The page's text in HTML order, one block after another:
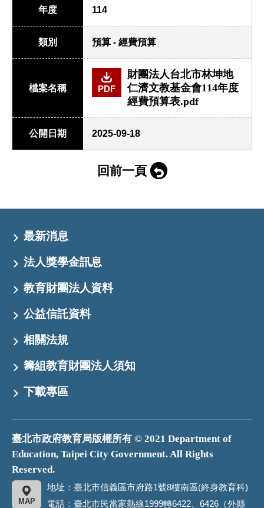
年度 114
類別 預算 - 經費預算
檔案名稱 PDF
財團法人台北市林坤地
仁濟文教基金會114年度
經費預算表.pdf
公開日期 2025-09-18
回前一頁
最新消息
法人獎學金訊息
教育財團法人資料
公益信託資料
相關法規
籌組教育財團法人須知
下載專區
臺北市政府教育局版權所有 © 2021 Department of
Education, Taipei City Government. All Rights
Reserved.
地址：臺北市信義區市府路1號8樓南區(終身教育科)
MAP 電話：臺北市民當家熱線1999轉6422、6426（外縣